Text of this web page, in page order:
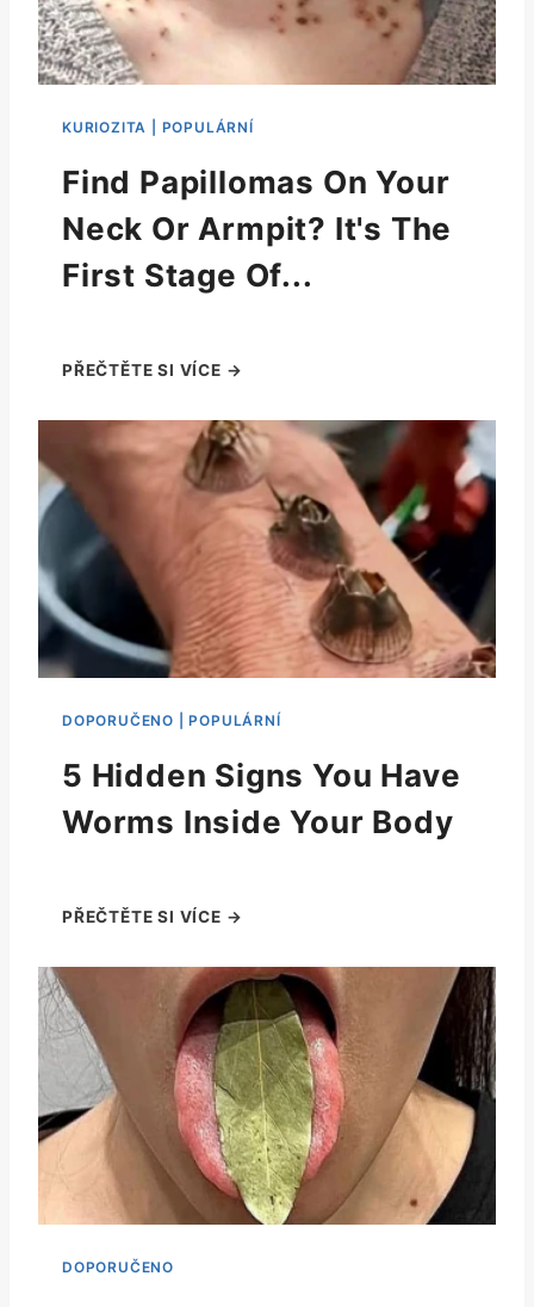
Find Papillomas On Your
Neck Or Armpit? It's The
First Stage Of...
5 Hidden Signs You Have
Worms Inside Your Body